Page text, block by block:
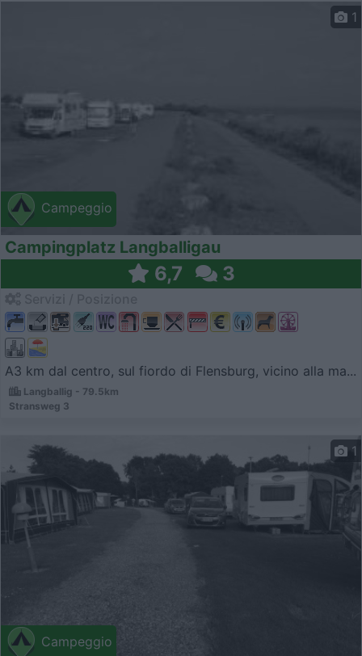
Campeggio
1
Campingplatz Langballigau
6,7 3
A3 km dal centro, sul fiordo di Flensburg, vicino alla ma...
Langballig - 79.5km
Stransweg 3
Campeggio
1